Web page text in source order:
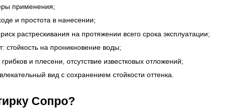
применения;
и простота в нанесении;
растрескивания на протяжении всего срока эксплуатации;
на проникновение воды;
и плесени, отсутствие известковых отложений;
вид с сохранением стойкости оттенка.
Сопро?